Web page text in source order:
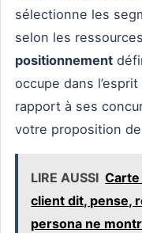
sélectionne les
selon les
positionnement
occupe dans
rapport à ses
votre proposition
LIRE AUSSI Carte
client dit, pense,
persona ne